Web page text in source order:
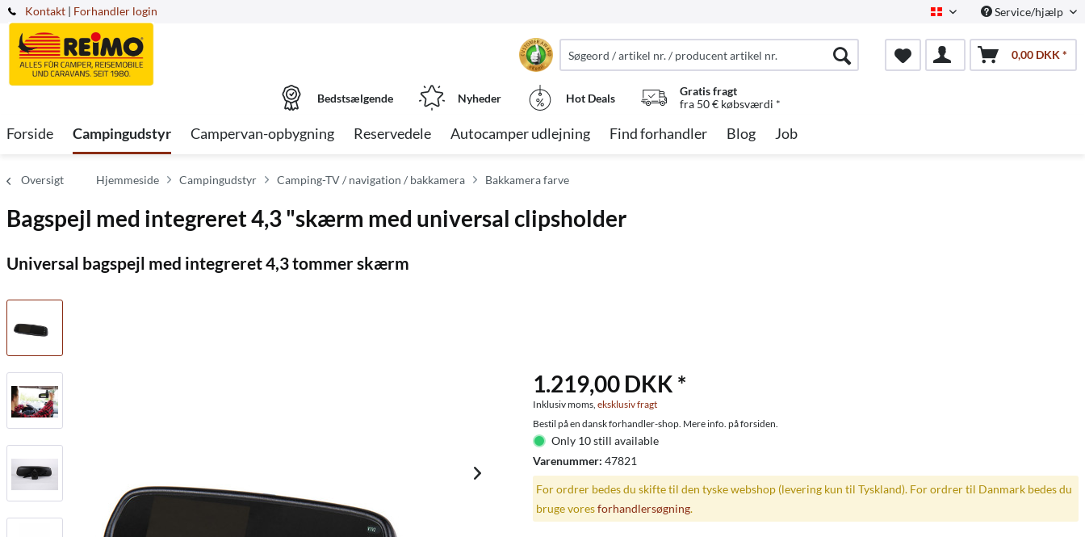
Kontakt Dansk Service/hjælp
| Forhandler login
0,00 DKK *
Bedstsælgende Nyheder Hot Deals
Gratis fragt
fra 50 € købsværdi *
Forside Campingudstyr Campervan-opbygning Reservedele Autocamper udlejning Find forhandler Blog Job
Oversigt Hjemmeside Campingudstyr Camping-TV / navigation / bakkamera Bakkamera farve
Bagspejl med integreret 4,3 "skærm med universal clipsholder
Universal bagspejl med integreret 4,3 tommer skærm
1.219,00 DKK *
Inklusiv moms, eksklusiv fragt
Bestil på en dansk forhandler-shop. Mere info. på forsiden.
Only 10 still available
Varenummer: 47821
For ordrer bedes du skifte til den tyske webshop (levering kun til Tyskland). For ordrer til Danmark bedes du
bruge voresforhandlersøgning.